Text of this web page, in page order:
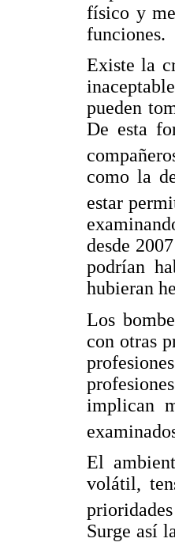
físico y
funciones.
Existe la
pueden
De esta
como la
estar
desde
podrían
hubieran
Los
con otras
implican
El
volátil,
Surge así